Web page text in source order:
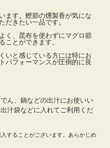
うるめ節粉末、 いわし節粉末
)、 あご粉 、 焼きアジ粉
、 しいたけパウダー、エビパウダ
ます。鰹節の燻製香が気にな
だきたい一品です。
く、昆布を使わずにマグロ節
ことができます。
いと感じている方には特にお
パフォーマンスが圧倒的に良
ん、鍋などの出汁にお使いい
汁袋などに入れてご利用くだ
することがございます。あらかじめ